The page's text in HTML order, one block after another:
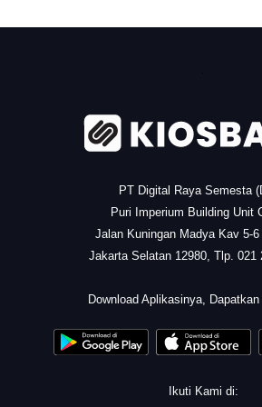
PT Digital Raya Semesta
Puri Imperium Building Unit
Jalan Kuningan Madya Kav 5-6
Jakarta Selatan 12980, Tlp. 021
Download Aplikasinya,
Ikuti Kami di: